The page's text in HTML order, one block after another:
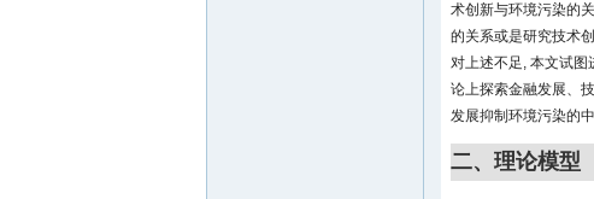
术创新与环境污染的
的关系或是研究技术
对上述不足, 本文试
论上探索金融发展、
发展抑制环境污染的中
二、理论模型